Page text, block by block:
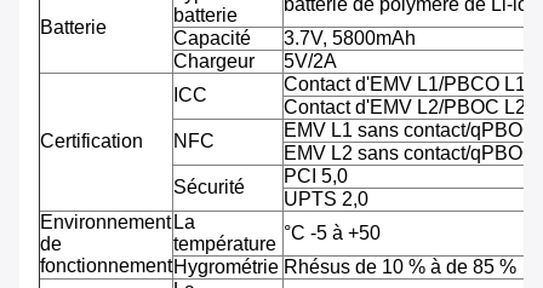
Batterie
batterie
batterie de polymère de Li-ion
Capacité
3.7V, 5800mAh
Chargeur
5V/2A
Certification
ICC
Contact d'EMV L1/PBCO L1
Contact d'EMV L2/PBOC L2
NFC
EMV L1 sans contact/qPBOC
EMV L2 sans contact/qPBOC
Sécurité
PCI 5,0
UPTS 2,0
Environnement
de
fonctionnement
La
température
°C -5 à +50
Hygrométrie Rhésus de 10 % à de 85 %